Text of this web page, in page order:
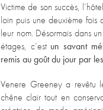
Victime de son succès,
loin puis une deuxième
leur nom. Désormais dans
étages, c’est un savant
remis au goût du jour par
Venere Greeney a revêtu
chêne clair tout en